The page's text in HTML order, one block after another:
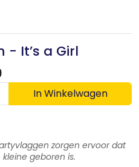
- It’s a Girl
In Winkelwagen
zorgen ervoor dat
geboren is.